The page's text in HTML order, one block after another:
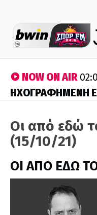
NOW ON AIR
ΗΧΟΓΡΑΦΗΜΕΝΗ
Οι από εδώ
(15/10/21)
ΟΙ ΑΠΟ ΕΔΩ